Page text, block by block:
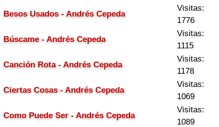
Besos Usados - Andrés Cepeda
Visitas:
1776
Búscame - Andrés Cepeda
Visitas:
1115
Canción Rota - Andrés Cepeda
Visitas:
1178
Ciertas Cosas - Andrés Cepeda
Visitas:
1069
Como Puede Ser - Andrés Cepeda
Visitas:
1089